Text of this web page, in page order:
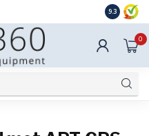
Ook
9.3
0